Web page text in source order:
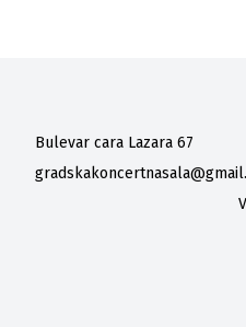
Bulevar cara Lazara 67